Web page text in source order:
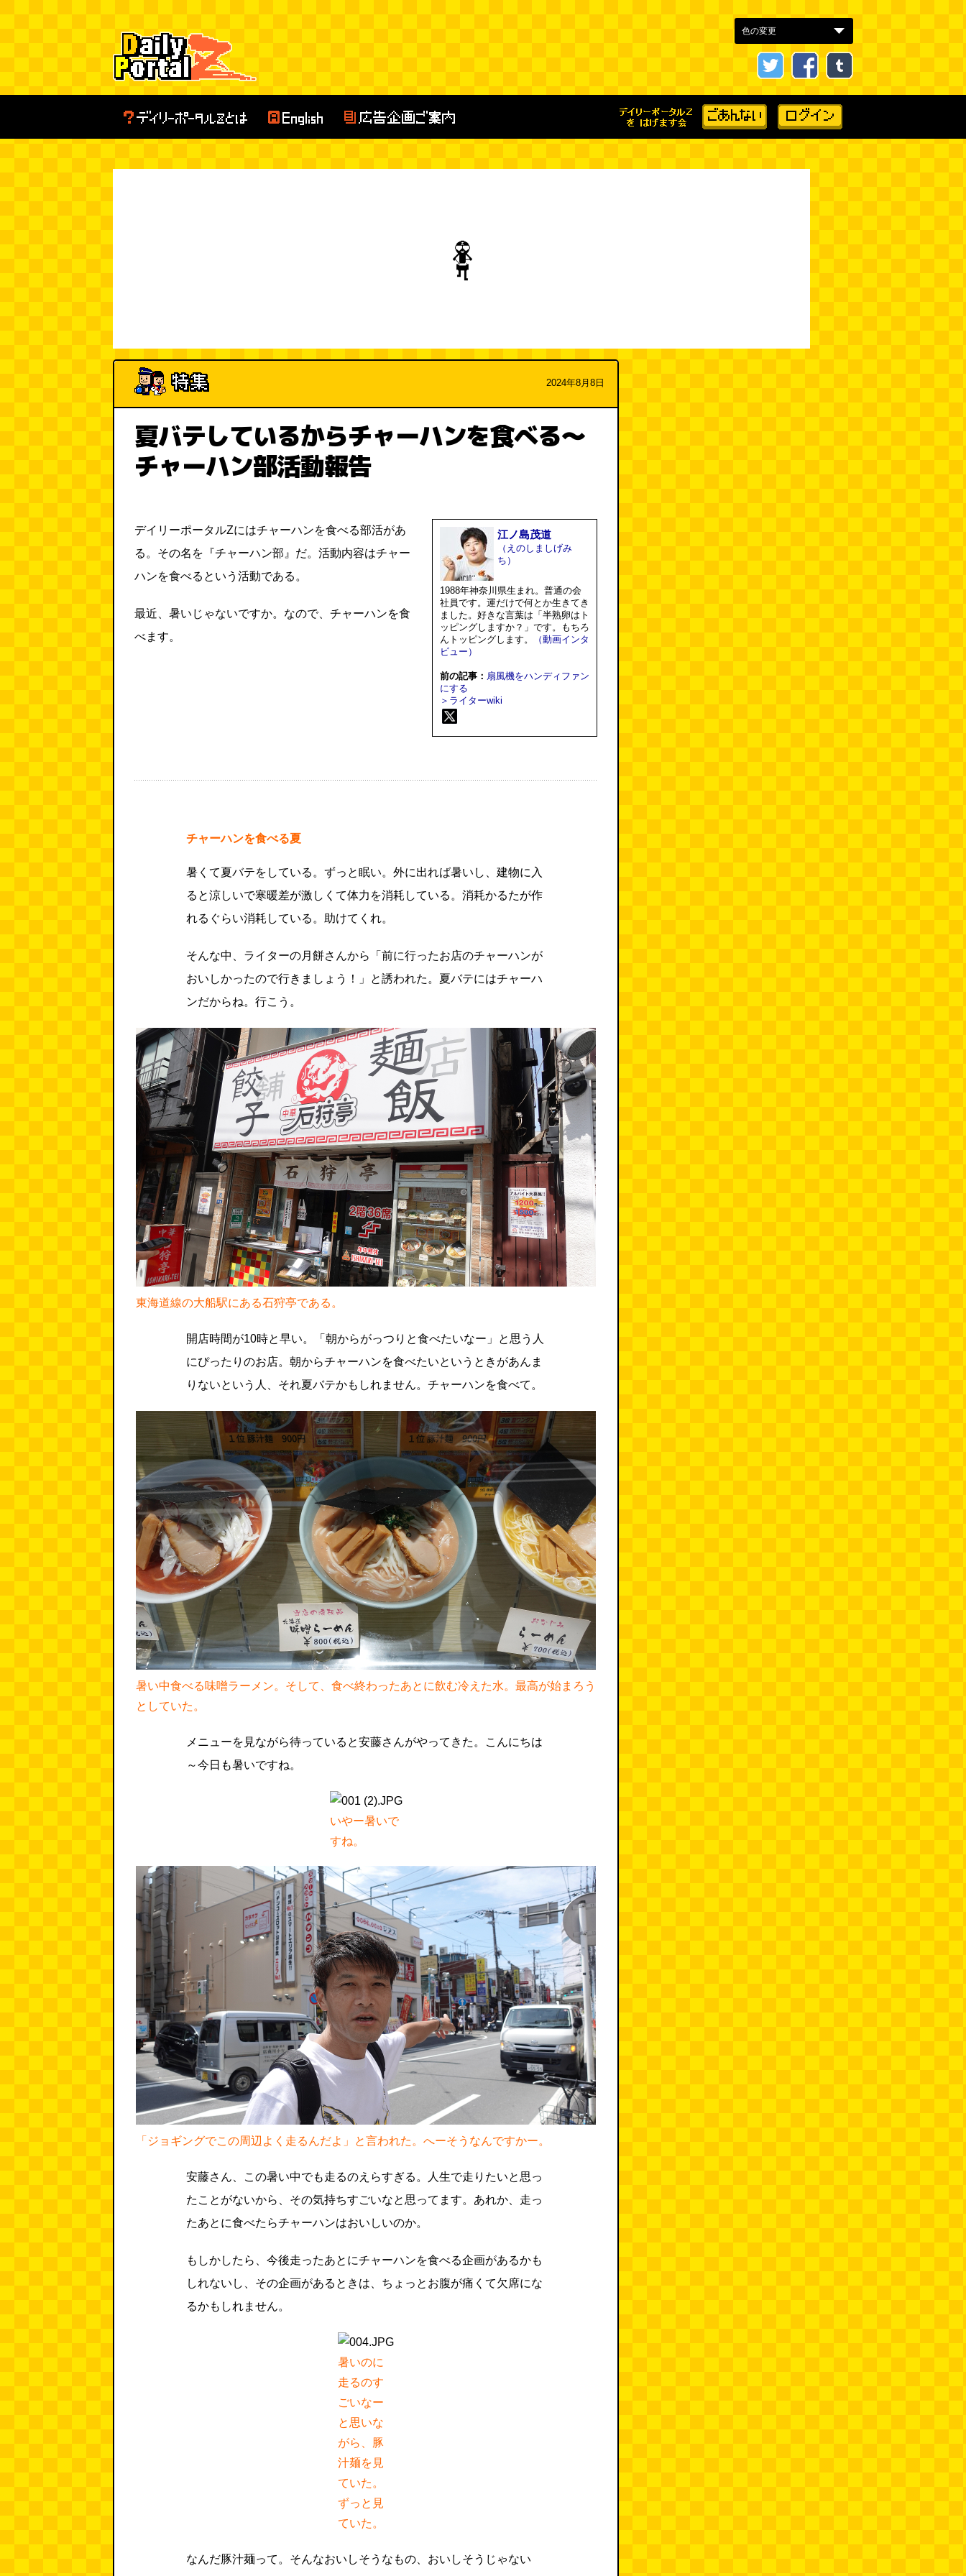
2024年8月8日
夏バテしているからチャーハンを食べる～
チャーハン部活動報告
デイリーポータルZにはチャーハンを食べる部活があ
る。その名を『チャーハン部』だ。活動内容はチャー
ハンを食べるという活動である。
最近、暑いじゃないですか。なので、チャーハンを食
べます。
江ノ島茂道
（えのしましげみ
ち）
1988年神奈川県生まれ。普通の会
社員です。運だけで何とか生きてき
ました。好きな言葉は「半熟卵はト
ッピングしますか？」です。もちろ
んトッピングします。
（動画インタ
ビュー）
前の記事： 扇風機をハンディファン
にする
＞ライターwiki
チャーハンを食べる夏
暑くて夏バテをしている。ずっと眠い。外に出れば暑いし、建物に入
ると涼しいで寒暖差が激しくて体力を消耗している。消耗かるたが作
れるぐらい消耗している。助けてくれ。
そんな中、ライターの月餅さんから「前に行ったお店のチャーハンが
おいしかったので行きましょう！」と誘われた。夏バテにはチャーハ
ンだからね。行こう。
東海道線の大船駅にある石狩亭である。
開店時間が10時と早い。「朝からがっつりと食べたいなー」と思う人
にぴったりのお店。朝からチャーハンを食べたいというときがあんま
りないという人、それ夏バテかもしれません。チャーハンを食べて。
暑い中食べる味噌ラーメン。そして、食べ終わったあとに飲む冷えた水。最高が始まろう
としていた。
メニューを見ながら待っていると安藤さんがやってきた。こんにちは
～今日も暑いですね。
いやー暑いで
すね。
「ジョギングでこの周辺よく走るんだよ」と言われた。へーそうなんですかー。
安藤さん、この暑い中でも走るのえらすぎる。人生で走りたいと思っ
たことがないから、その気持ちすごいなと思ってます。あれか、走っ
たあとに食べたらチャーハンはおいしいのか。
もしかしたら、今後走ったあとにチャーハンを食べる企画があるかも
しれないし、その企画があるときは、ちょっとお腹が痛くて欠席にな
るかもしれません。
暑いのに
走るのす
ごいなー
と思いな
がら、豚
汁麺を見
ていた。
ずっと見
ていた。
なんだ豚汁麺って。そんなおいしそうなもの、おいしそうじゃない